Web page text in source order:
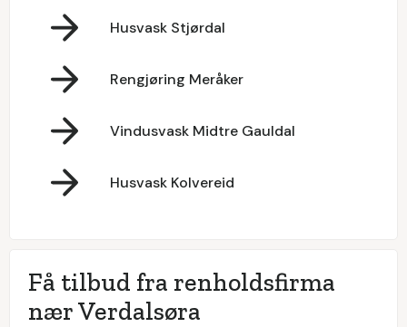
Husvask Stjørdal
Rengjøring Meråker
Vindusvask Midtre Gauldal
Husvask Kolvereid
Få tilbud fra renholdsfirma
nær Verdalsøra